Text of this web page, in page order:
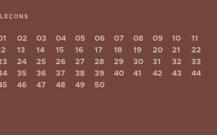
LEÇONS
02 03 04 05 06 07 08 09 10
11
13 14 15 16 17 18 19 20 21
22
24 25 26 27 28 29 30 31 32
33
35 36 37 38 39 40 41 42 43
44
46 47 48 49 50